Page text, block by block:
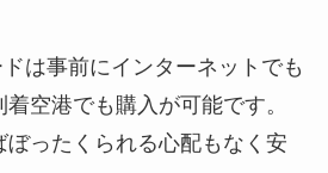
は事前にインターネットでも
空港でも購入が可能です。
ぼったくられる心配もなく安